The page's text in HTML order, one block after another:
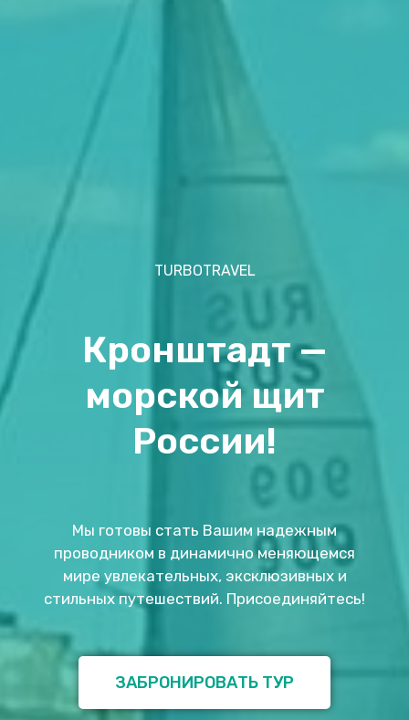
TURBOTRAVEL
Кронштадт —
морской щит
России!
Мы готовы стать Вашим надежным
проводником в динамично меняющемся
мире увлекательных, эксклюзивных и
стильных путешествий. Присоединяйтесь!
ЗАБРОНИРОВАТЬ ТУР